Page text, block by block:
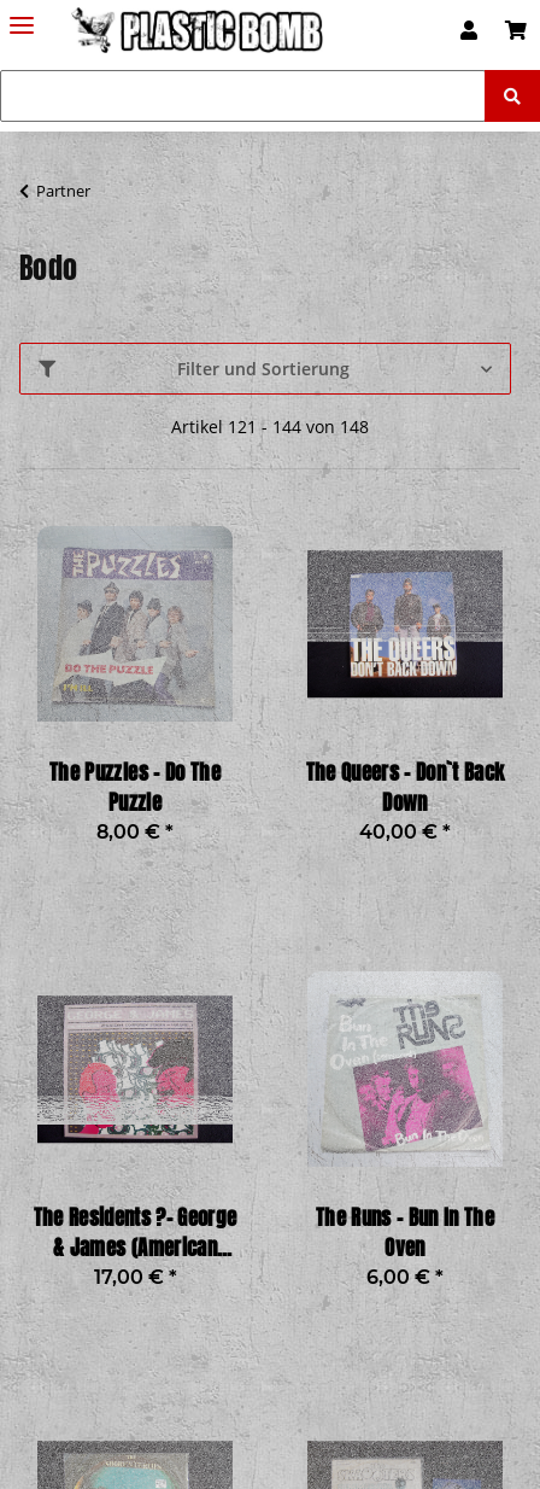
Partner
Bodo
Filter und Sortierung
Artikel 121 - 144 von 148
The Puzzles - Do The
Puzzle
8,00 € *
The Queers - Don`t Back
Down
40,00 €*
The Residents ?– George
& James (American
Composer Series -
Volume 1)
17,00 €*
The Runs - Bun In The
Oven
6,00 € *